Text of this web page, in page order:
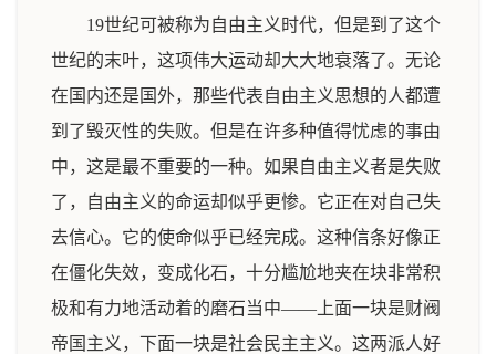
19世纪可被称为自由主义时代，但是到了这个
世纪的末叶，这项伟大运动却大大地衰落了。无论
在国内还是国外，那些代表自由主义思想的人都遭
到了毁灭性的失败。但是在许多种值得忧虑的事由
中，这是最不重要的一种。如果自由主义者是失败
了，自由主义的命运却似乎更惨。它正在对自己失
去信心。它的使命似乎已经完成。这种信条好像正
在僵化失效，变成化石，十分尴尬地夹在块非常积
极和有力地活动着的磨石当中——上面一块是财阀
帝国主义，下面一块是社会民主主义。这两派人好